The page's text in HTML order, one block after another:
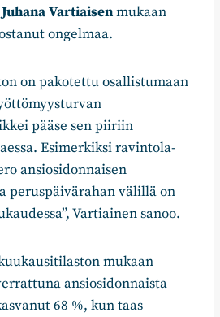
Juhana Vartiaisenmukaan
ongelmaa.
on pakotettu osallistumaan
pääse sen piiriin
Esimerkiksi ravintola-
ansiosidonnaisen
peruspäivärahan välillä on
Vartiainen sanoo.
mukaan
ansiosidonnaista
68 %, kun taas